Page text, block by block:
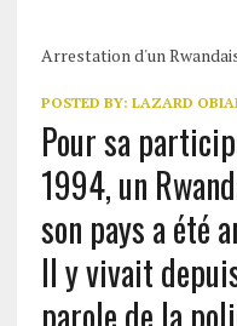
Arrestation d'un
POSTED BY: LAZARD
Pour sa
1994, un
son pays a été
Il y vivait
parole de la